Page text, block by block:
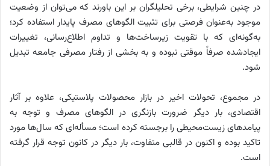
در چنین شرایطی، برخی تحلیلگران بر این باورند که می‌توان از وضعیت
موجود به‌عنوان فرصتی برای تثبیت الگوهای مصرف پایدار استفاده کرد؛
به‌گونه‌ای که با تقویت زیرساخت‌ها و تداوم اطلاع‌رسانی، تغییرات
ایجادشده صرفاً موقتی نبوده و به بخشی از رفتار مصرفی جامعه تبدیل
شود.
در مجموع، تحولات اخیر در بازار محصولات پلاستیکی، علاوه بر آثار
اقتصادی، بار دیگر ضرورت بازنگری در الگوهای مصرف و توجه به
پیامدهای زیست‌محیطی را برجسته کرده است؛ مسأله‌ای که سال‌ها مورد
تاکید بوده و اکنون در قالبی متفاوت، بار دیگر در کانون توجه قرار گرفته
است.